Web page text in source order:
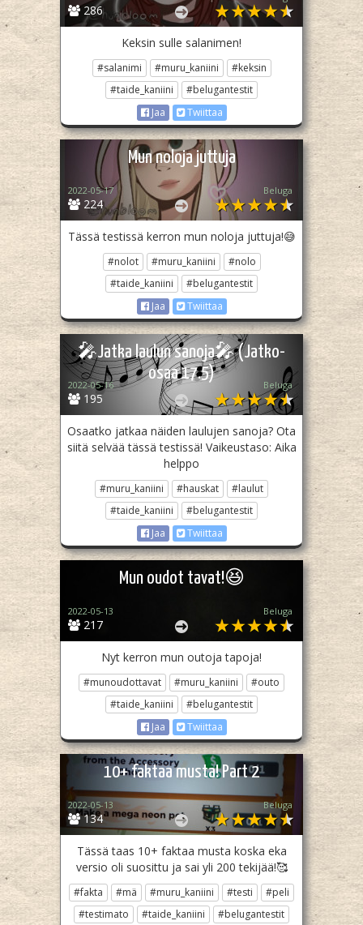
286
Keksin sulle salanimen!
#salanimi #muru_kaniini
#keksin
#taide_kaniini
#belugantestit
Jaa
Twiittaa
Mun noloja juttuja
224
2022-05-17 Beluga
Tässä testissä kerron mun noloja juttuja!😅
#nolot #muru_kaniini
#nolo
#taide_kaniini
#belugantestit
Jaa
Twiittaa
🎤Jatka laulun sanoja🎤 (Jatko-
osaa 17.5)
195
2022-05-16 Beluga
Osaatko jatkaa näiden laulujen sanoja? Ota
siitä selvää tässä testissä! Vaikeustaso: Aika
helppo
#muru_kaniini #hauskat
#laulut
#taide_kaniini
#belugantestit
Jaa
Twiittaa
Mun oudot tavat!😆
217
2022-05-13 Beluga
Nyt kerron mun outoja tapoja!
#munoudottavat #muru_kaniini
#outo
#taide_kaniini
#belugantestit
Jaa
Twiittaa
10+ faktaa musta! Part 2
134
2022-05-13 Beluga
Tässä taas 10+ faktaa musta koska eka
versio oli suosittu ja sai yli 200 tekijää!🥰
#fakta #mä #muru_kaniini #testi
#peli
#testimato
#taide_kaniini
#belugantestit